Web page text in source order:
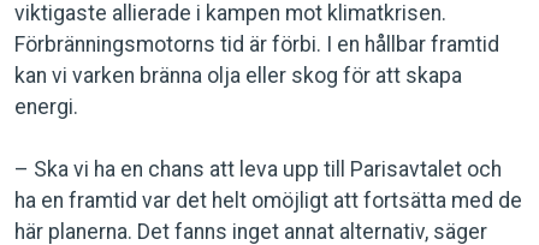
viktigaste allierade i kampen mot klimatkrisen.
Förbränningsmotorns tid är förbi. I en hållbar framtid
kan vi varken bränna olja eller skog för att skapa
energi.
– Ska vi ha en chans att leva upp till Parisavtalet och
ha en framtid var det helt omöjligt att fortsätta med de
här planerna. Det fanns inget annat alternativ, säger